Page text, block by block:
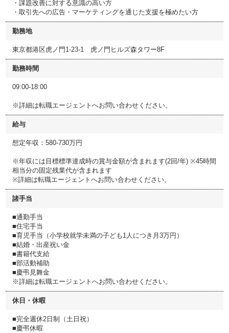
・課題改善に対する意識の高い方
・取引先への広告・マーケティングを通じた支援を極めたい方
勤務地
東京都港区虎ノ門1-23-1 虎ノ門ヒルズ森タワー8F
勤務時間
09:00-18:00
※詳細は転職エージェントへお問い合わせください。
給与
想定年収：580-730万円
※年収には目標標準達成時の賞与金額が含まれます(2回/年) ※45時間
相当分の固定残業代が含まれます
※詳細は転職エージェントへお問い合わせください。
諸手当
■通勤手当
■住宅手当
■育児手当（小学校就学未満の子ども1人につき月3万円）
■結婚・出産祝い金
■書籍代支給
■部活動補助
■慶弔見舞金
※詳細は転職エージェントへお問い合わせください。
休日・休暇
■完全週休2日制（土日祝）
■慶弔休暇